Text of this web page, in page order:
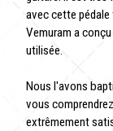
avec cette
Vemuram a
utilisée.
Nous l'avons
vous
extrêmement